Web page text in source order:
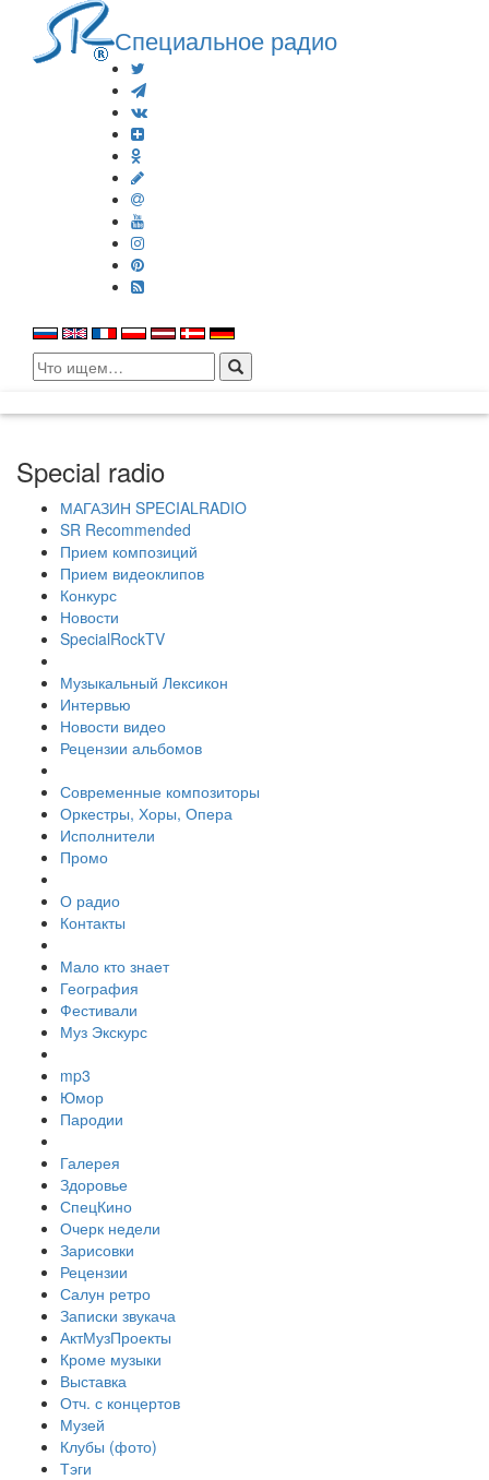
Специальное радио
Search
for:
Special radio
МАГАЗИН SPECIALRADIO
SR Recommended
Прием композиций
Прием видеоклипов
Конкурс
Новости
SpecialRockTV
Музыкальный Лексикон
Интервью
Новости видео
Рецензии альбомов
Современные композиторы
Оркестры, Хоры, Опера
Исполнители
Промо
О радио
Контакты
Мало кто знает
География
Фестивали
Муз Экскурс
mp3
Юмор
Пародии
Галерея
Здоровье
СпецКино
Очерк недели
Зарисовки
Рецензии
Салун ретро
Записки звукача
АктМузПроекты
Кроме музыки
Выставка
Отч. с концертов
Музей
Клубы (фото)
Тэги